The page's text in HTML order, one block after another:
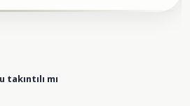
takıntılı mı